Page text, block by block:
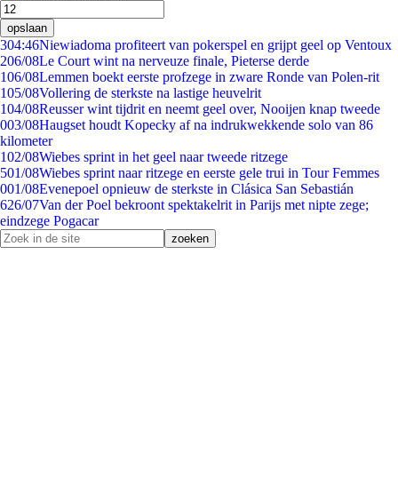
opslaan
304:46Niewiadoma profiteert van pokerspel en grijpt geel op Ventoux
206/08Le Court wint na nerveuze finale, Pieterse derde
106/08Lemmen boekt eerste profzege in zware Ronde van Polen-rit
105/08Vollering de sterkste na lastige heuvelrit
104/08Reusser wint tijdrit en neemt geel over, Nooijen knap tweede
003/08Haugset houdt Kopecky af na indrukwekkende solo van 86
kilometer
102/08Wiebes sprint in het geel naar tweede ritzege
501/08Wiebes sprint naar ritzege en eerste gele trui in Tour Femmes
001/08Evenepoel opnieuw de sterkste in Clásica San Sebastián
626/07Van der Poel bekroont spektakelrit in Parijs met nipte zege;
eindzege Pogacar